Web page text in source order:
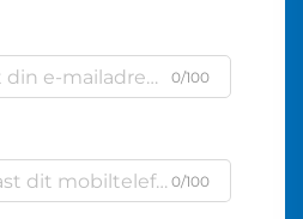
0/100
0/100